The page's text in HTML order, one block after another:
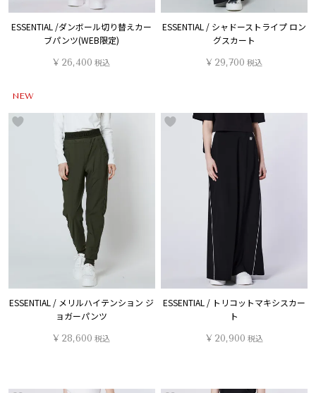
ESSENTIAL /ダンボール切り替えカー
ブパンツ(WEB限定)
¥ 26,400 税込
ESSENTIAL / シャドーストライプ ロン
グスカート
¥ 29,700 税込
NEW
ESSENTIAL / メリルハイテンション ジ
ョガーパンツ
¥ 28,600 税込
ESSENTIAL / トリコットマキシスカー
ト
¥ 20,900 税込